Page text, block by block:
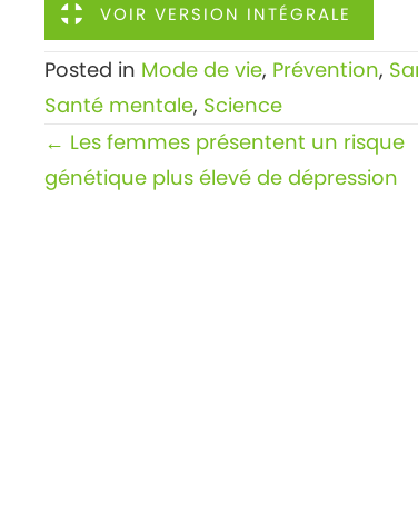
VOIR VERSION INTÉGRALE
Posted in Mode de vie, Prévention,
Santé mentale, Science
Posts
navigation
← Les femmes présentent un risque
génétique plus élevé de dépression